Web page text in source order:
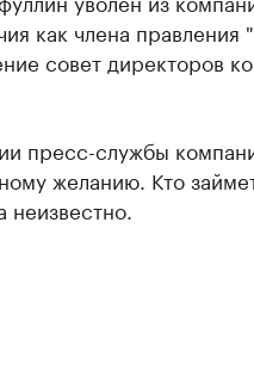
как члена правления
совет директоров
пресс-службы
желанию. Кто
неизвестно.